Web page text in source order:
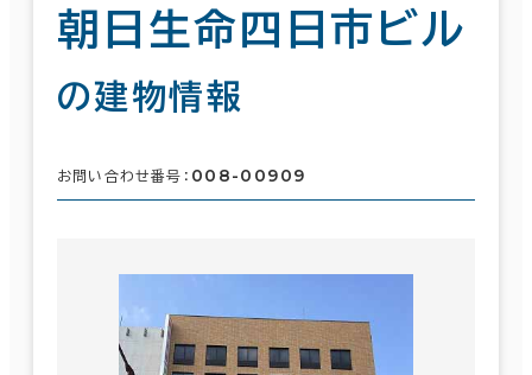
朝日生命四日市ビル
の建物情報
お問い合わせ番号： 008-00909